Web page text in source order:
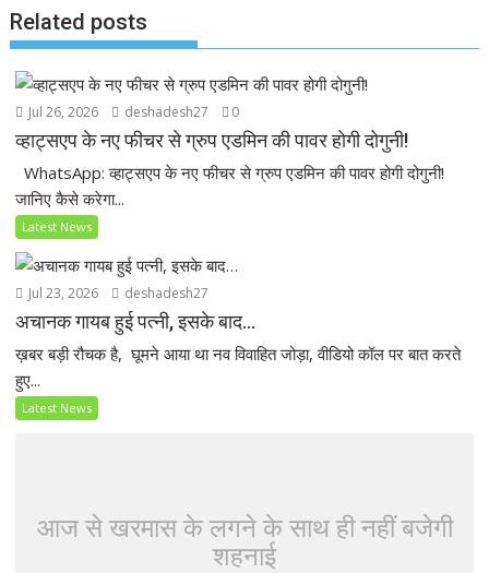
Related posts
Jul 26, 2026 deshadesh27 0
व्हाट्सएप के नए फीचर से ग्रुप एडमिन की पावर होगी दोगुनी!
WhatsApp: व्हाट्सएप के नए फीचर से ग्रुप एडमिन की पावर होगी दोगुनी!
जानिए कैसे करेगा...
Latest News
Jul 23, 2026 deshadesh27
अचानक गायब हुई पत्नी, इसके बाद…
ख़बर बड़ी रौचक है, घूमने आया था नव विवाहित जोड़ा, वीडियो कॉल पर बात करते
हुए...
Latest News
आज से खरमास के लगने के साथ ही नहीं बजेगी
शहनाई